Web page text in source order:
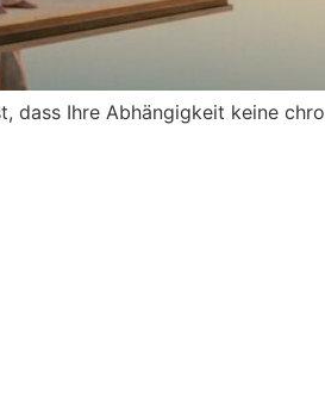
dass Ihre Abhängigkeit keine